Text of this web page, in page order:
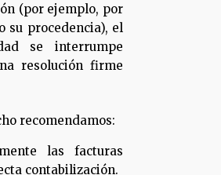
(por ejemplo, por
su procedencia), el
se interrumpe
resolución firme
recomendamos:
las facturas
contabilización.